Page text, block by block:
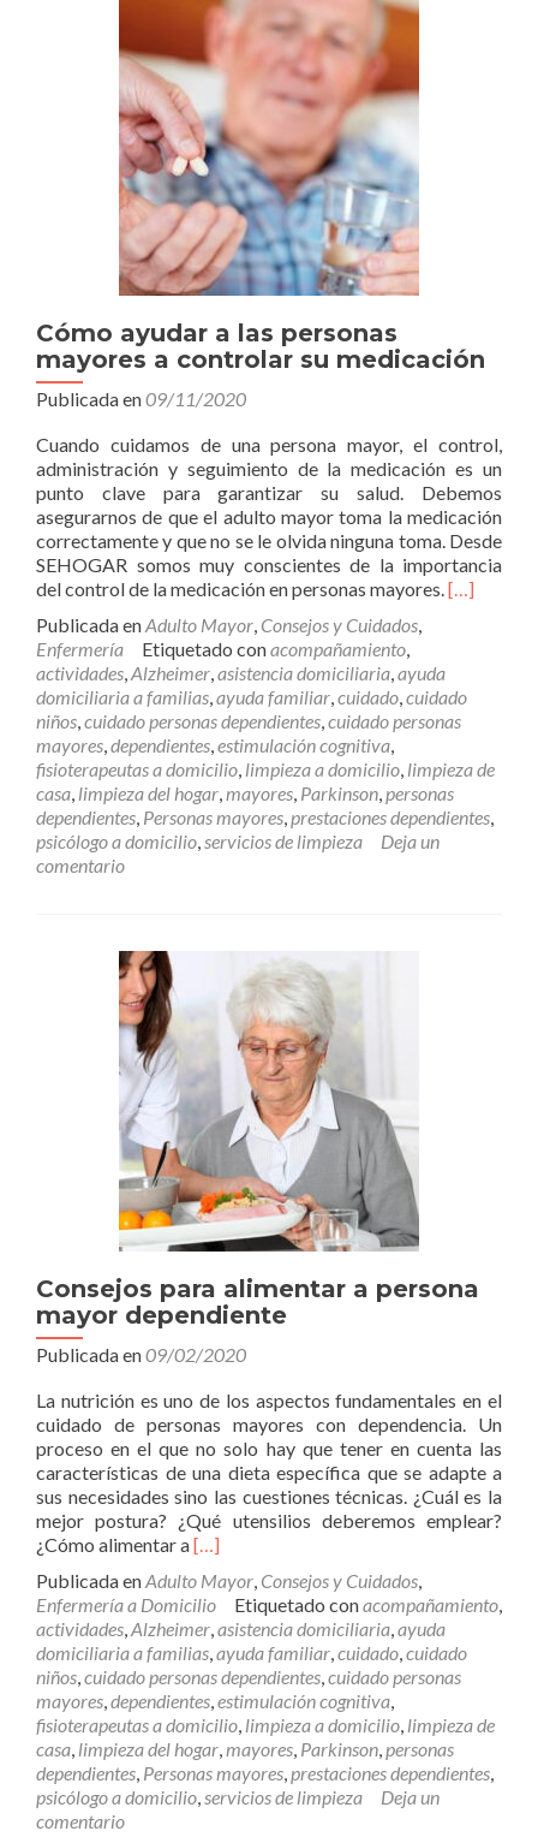
Cómo ayudar a las personas
mayores a controlar su medicación
Publicada en09/11/2020
Cuando cuidamos de una persona mayor, el control,
administración y seguimiento de la medicación es un
punto clave para garantizar su salud. Debemos
asegurarnos de que el adulto mayor toma la medicación
correctamente y que no se le olvida ninguna toma. Desde
SEHOGAR somos muy conscientes de la importancia
del control de la medicación en personas mayores.Leer
personas
mayores
controlar
su
[…]
Publicada enAdulto Mayor, Consejos y Cuidados,
Enfermería
Etiquetado conacompañamiento,
actividades,Alzheimer,asistencia domiciliaria,ayuda
domiciliaria a familias,ayuda familiar,cuidado,cuidado
niños,cuidado personas dependientes,cuidado personas
mayores,dependientes,estimulación cognitiva,
fisioterapeutas a domicilio, limpieza a domicilio, limpieza de
casa, limpieza del hogar,mayores, Parkinson,personas
dependientes, Personas mayores,prestaciones dependientes,
psicólogo a domicilio,servicios de limpieza
Deja un
comentario
Consejos para alimentar a persona
mayor dependiente
Publicada en09/02/2020
La nutrición es uno de los aspectos fundamentales en el
cuidado de personas mayores con dependencia. Un
proceso en el que no solo hay que tener en cuenta las
características de una dieta específica que se adapte a
sus necesidades sino las cuestiones técnicas. ¿Cuál es la
mejor postura? ¿Qué utensilios deberemos emplear?
¿Cómo alimentar aLeer
para
alimentar
a
persona
mayor
dependiente
[…]
Publicada enAdulto Mayor, Consejos y Cuidados,
Enfermería a Domicilio
Etiquetado conacompañamiento,
actividades,Alzheimer,asistencia domiciliaria,ayuda
domiciliaria a familias,ayuda familiar,cuidado,cuidado
niños,cuidado personas dependientes,cuidado personas
mayores,dependientes,estimulación cognitiva,
fisioterapeutas a domicilio, limpieza a domicilio, limpieza de
casa, limpieza del hogar,mayores, Parkinson,personas
dependientes, Personas mayores,prestaciones dependientes,
psicólogo a domicilio,servicios de limpieza
Deja un
comentario